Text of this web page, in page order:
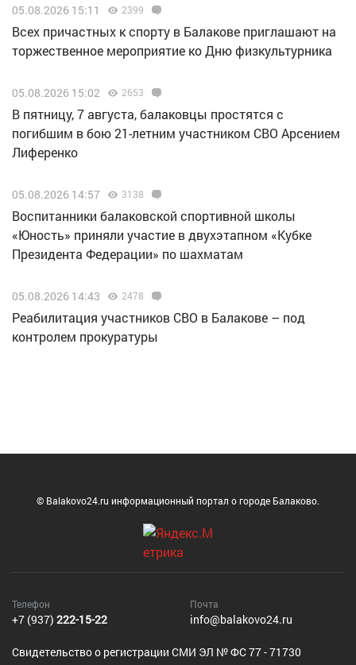
05.08.2026 15:11 2399
Всех причастных к спорту в Балакове приглашают на
торжественное мероприятие ко Дню физкультурника
05.08.2026 15:02 2653
В пятницу, 7 августа, балаковцы простятся с
погибшим в бою 21-летним участником СВО Арсением
Лиференко
05.08.2026 14:57 3138
Воспитанники балаковской спортивной школы
«Юность» приняли участие в двухэтапном «Кубке
Президента Федерации» по шахматам
05.08.2026 14:43 2478
Реабилитация участников СВО в Балакове – под
контролем прокуратуры
© Balakovo24.ru информационный портал о городе Балаково.
Телефон
+7 (937) 222-15-22
Почта
info@balakovo24.ru
Cвидетельство о регистрации СМИ ЭЛ № ФС 77 - 71730